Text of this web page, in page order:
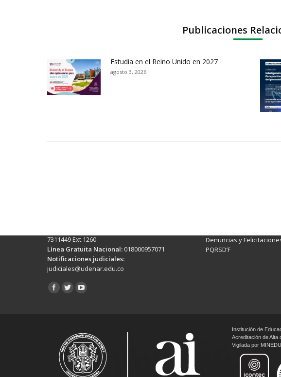
Publicaciones
Estudia en el Reino Unido en 2027
agosto 3, 2026
7311449 Ext.1260
Línea Gratuita Nacional: 018000957071
Notificaciones judiciales:
judiciales@udenar.edu.co
Encuéntranos en:
Denuncias y
PQRSD’F
Institución de
Acreditación de Alta
Vigilada por